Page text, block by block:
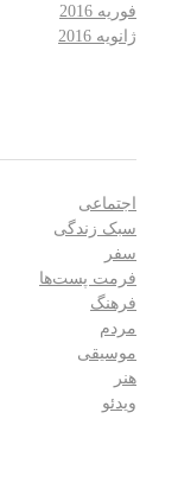
فوریه 2016
ژانویه 2016
اجتماعی
سبک زندگی
سفر
فرمت پست‌ها
فرهنگ
مردم
موسیقی
هنر
ویدئو